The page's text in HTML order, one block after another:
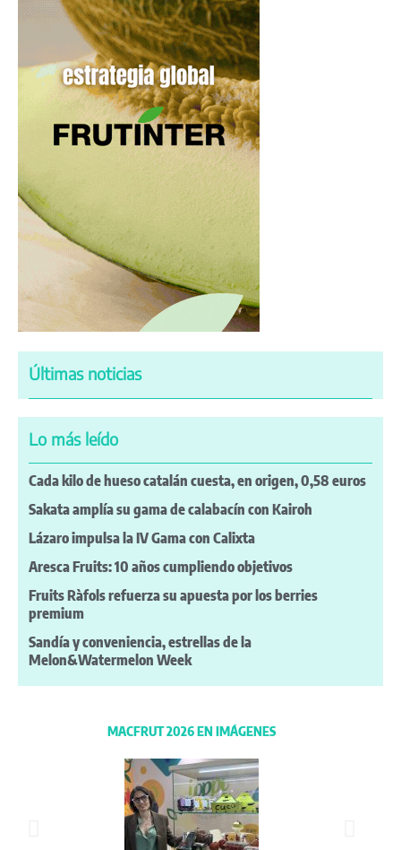
Últimas noticias
Lo más leído
Cada kilo de hueso catalán cuesta, en origen, 0,58 euros
Sakata amplía su gama de calabacín con Kairoh
Lázaro impulsa la IV Gama con Calixta
Aresca Fruits: 10 años cumpliendo objetivos
Fruits Ràfols refuerza su apuesta por los berries
premium
Sandía y conveniencia, estrellas de la
Melon&Watermelon Week
MACFRUT 2026 EN IMÁGENES